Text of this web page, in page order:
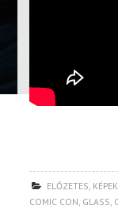
ELŐZETES KÉPEK
COMIC CON GLASS